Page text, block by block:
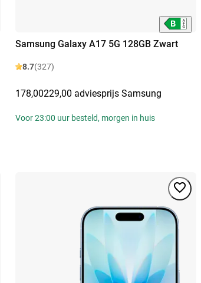
Samsung Galaxy A17 5G 128GB Zwart
8.7(327)
178,00229,00 adviesprijs Samsung
Voor 23:00 uur besteld, morgen in huis